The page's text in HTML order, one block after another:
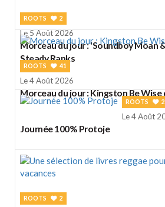
ROOTS 2
Le 5 Août 2026
Morceau du jour : 'Soundboy Moan
Steady Ranks
ROOTS 41
Le 4 Août 2026
Morceau du jour : Kingston Be Wise
ROOTS 2
Le 4 Août
Journée 100% Protoje
ROOTS 2